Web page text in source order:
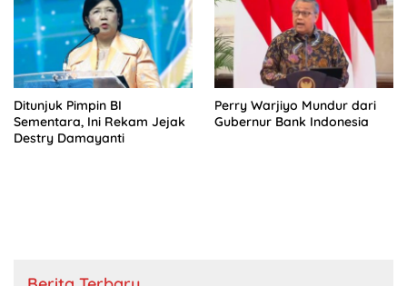
Ditunjuk Pimpin BI
Sementara, Ini Rekam Jejak
Destry Damayanti
Perry Warjiyo Mundur dari
Gubernur Bank Indonesia